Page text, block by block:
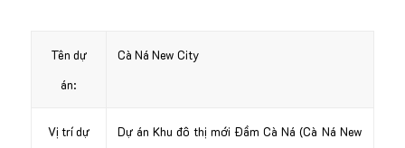
Tên dự
án:
Cà Ná New City
Vị trí dự
Dự án Khu đô thị mới Đầm Cà Ná (Cà Ná New